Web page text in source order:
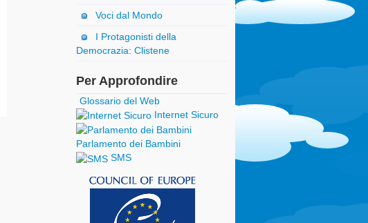
Voci dal Mondo
I Protagonisti della
Democrazia: Clistene
Per Approfondire
Glossario del Web
Internet Sicuro
Parlamento dei Bambini
SMS